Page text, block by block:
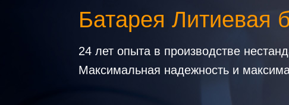
Батарея Литиевая
24 лет опыта в производстве
Максимальная надежность и